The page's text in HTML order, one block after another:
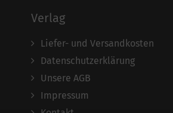
Verlag
Liefer- und Versandkosten
Datenschutzerklärung
Unsere AGB
Impressum